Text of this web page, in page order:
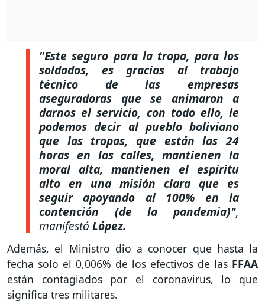
"Este seguro para la tropa, para los
soldados, es gracias al trabajo
técnico de las empresas
aseguradoras que se animaron a
darnos el servicio, con todo ello, le
podemos decir al pueblo boliviano
que las tropas, que están las 24
horas en las calles, mantienen la
moral alta, mantienen el espíritu
alto en una misión clara que es
seguir apoyando al 100% en la
contención (de la pandemia)",
manifestó López.
Además, el Ministro dio a conocer que hasta la
fecha solo el 0,006% de los efectivos de las FFAA
están contagiados por el coronavirus, lo que
significa tres militares.